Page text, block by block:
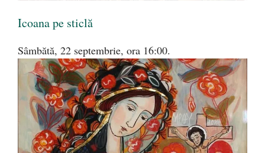
Icoana pe sticlă
Sâmbătă, 22 septembrie, ora 16:00.